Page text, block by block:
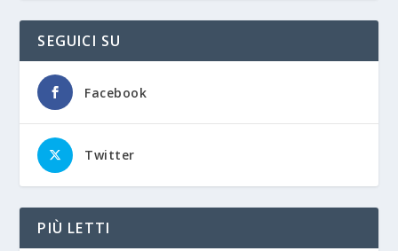
SEGUICI SU
Facebook
Twitter
PIÙ LETTI